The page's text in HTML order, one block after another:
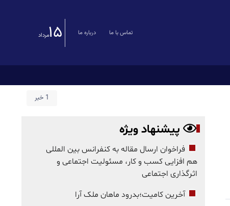
تماس با ما درباره ما ۱۵مرداد
1 خبر
پیشنهاد ویژه
فراخوان ارسال مقاله به کنفرانس بین المللی
هم افزایی کسب و کار، مسئولیت اجتماعی و
اثرگذاری اجتماعی
آخرین کامیت؛بدرود ماهان ملک آرا